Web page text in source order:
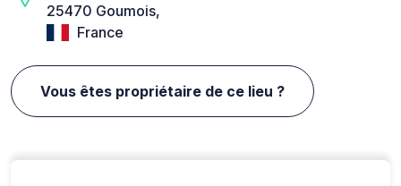
25470 Goumois,
France
Vous êtes propriétaire de ce lieu ?